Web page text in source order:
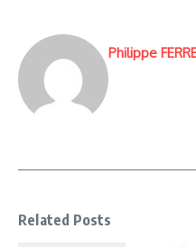
Philippe
Related Posts